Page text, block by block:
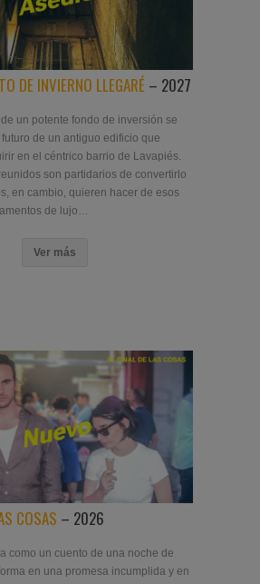
DE INVIERNO LLEGARÉ – 2027
un potente fondo de inversión se
de un antiguo edificio que
en el céntrico barrio de Lavapiés.
son partidarios de convertirlo
en cambio, quieren hacer de esos
de lujo…
Ver más
COSAS – 2026
como un cuento de una noche de
en una promesa incumplida y en